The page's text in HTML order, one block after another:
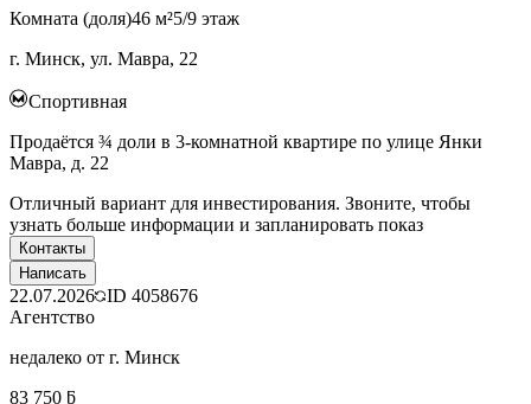
Комната (доля)46 м²5/9 этаж
г. Минск, ул. Мавра, 22
Спортивная
Продаётся ¾ доли в 3-комнатной квартире по улице Янки
Мавра, д. 22
Отличный вариант для инвестирования. Звоните, чтобы
узнать больше информации и запланировать показ
Контакты
Написать
22.07.2026 ID 4058676
Агентство
недалеко от г. Минск
83 750 ƃ